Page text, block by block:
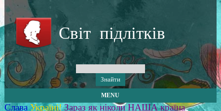
Світ підлітків
MENU
Слава Україні! Зараз як ніколи НАША країна